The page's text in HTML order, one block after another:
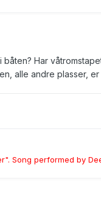
Har
alle andre plasser,
Song performed by